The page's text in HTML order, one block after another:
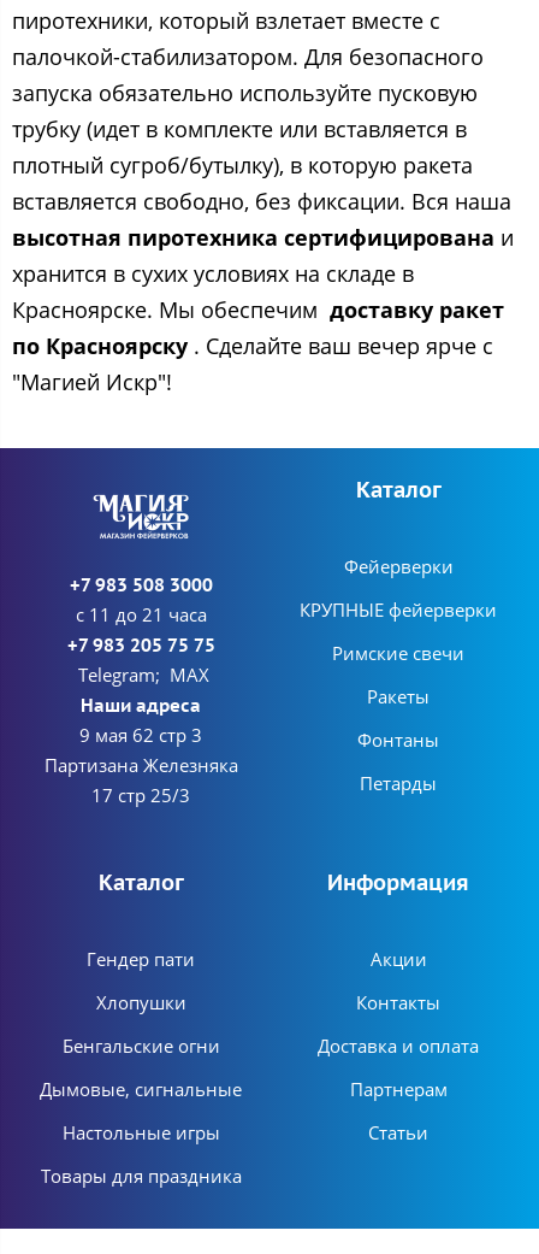
пиротехники, который взлетает вместе с
палочкой-стабилизатором. Для безопасного
запуска обязательно используйте пусковую
трубку (идет в комплекте или вставляется в
плотный сугроб/бутылку), в которую ракета
вставляется свободно, без фиксации. Вся наша
высотная пиротехника сертифицирована и
хранится в сухих условиях на складе в
Красноярске. Мы обеспечим доставку ракет
по Красноярску . Сделайте ваш вечер ярче с
"Магией Искр"!
+7 983 508 3000
с 11 до 21 часа
+7 983 205 75 75
Telegram; MAX
Наши адреса
9 мая 62 стр 3
Партизана Железняка
17 стр 25/3
Каталог
Фейерверки
КРУПНЫЕ фейерверки
Римские свечи
Ракеты
Фонтаны
Петарды
Каталог
Гендер пати
Хлопушки
Бенгальские огни
Дымовые, сигнальные
Настольные игры
Товары для праздника
Информация
Акции
Контакты
Доставка и оплата
Партнерам
Статьи